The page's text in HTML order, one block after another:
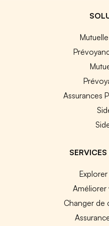
Assurances
Changer de